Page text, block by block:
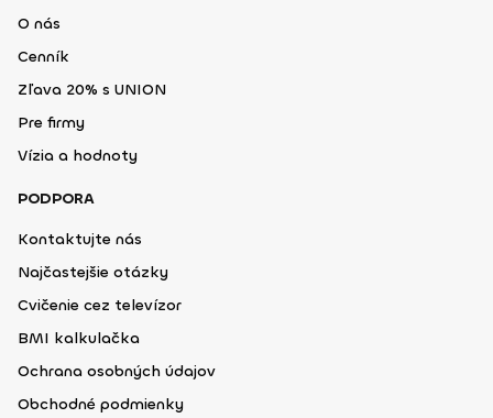
O nás
Cenník
Zľava 20% s UNION
Pre firmy
Vízia a hodnoty
PODPORA
Kontaktujte nás
Najčastejšie otázky
Cvičenie cez televízor
BMI kalkulačka
Ochrana osobných údajov
Obchodné podmienky